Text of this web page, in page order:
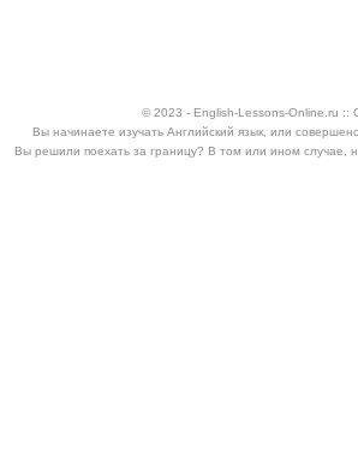
© 2023 - English-Lessons-Online.ru ::
Вы начинаете изучать Английский язык, или
Вы решили поехать за границу? В том или ином случае,